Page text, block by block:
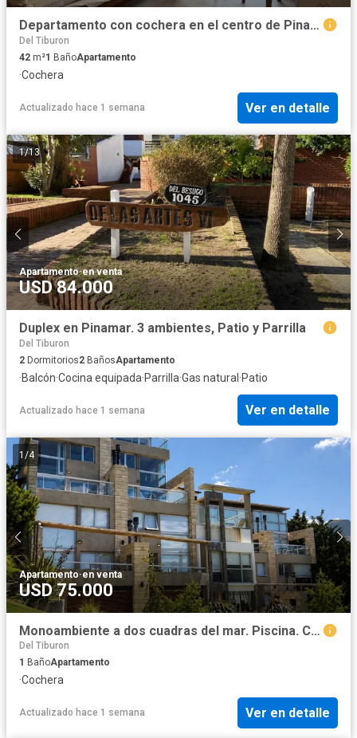
Departamento con cochera en el centro de Pinamar
Del Tiburon
42 m²1 BañoApartamento
·Cochera
Actualizado hace 1 semana Ver en detalle
1/13
Apartamento·en venta
USD 84.000
Duplex en Pinamar. 3 ambientes, Patio y Parrilla
Del Tiburon
2 Dormitorios2 BañosApartamento
·Balcón·Cocina equipada·Parrilla·Gas natural ·Patio
Actualizado hace 1 semana Ver en detalle
1 /4
Apartamento·en venta
USD 75.000
Monoambiente a dos cuadras del mar. Piscina. Cochera. Pinamar
Del Tiburon
1 BañoApartamento
·Cochera
Actualizado hace 1 semana Ver en detalle